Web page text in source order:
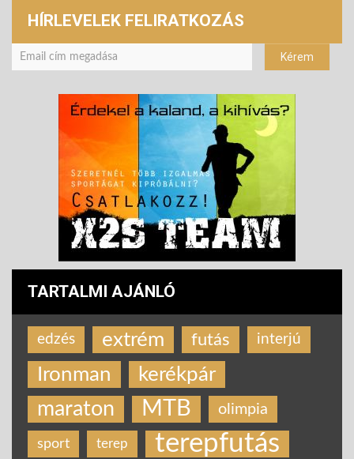
HÍRLEVELEK FELIRATKOZÁS
TARTALMI AJÁNLÓ
edzés extrém futás interjú
Ironman kerékpár
maraton MTB olimpia
sport terep terepfutás